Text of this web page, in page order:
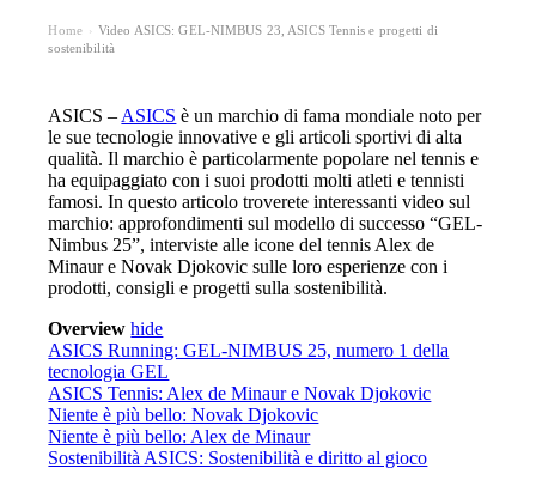
Home
Video ASICS: GEL-NIMBUS 23, ASICS Tennis e progetti di
sostenibilità
ASICS – ASICS è un marchio di fama mondiale noto per
le sue tecnologie innovative e gli articoli sportivi di alta
qualità. Il marchio è particolarmente popolare nel tennis e
ha equipaggiato con i suoi prodotti molti atleti e tennisti
famosi. In questo articolo troverete interessanti video sul
marchio: approfondimenti sul modello di successo “GEL-
Nimbus 25”, interviste alle icone del tennis Alex de
Minaur e Novak Djokovic sulle loro esperienze con i
prodotti, consigli e progetti sulla sostenibilità.
Overview hide
ASICS Running: GEL-NIMBUS 25, numero 1 della
tecnologia GEL
ASICS Tennis: Alex de Minaur e Novak Djokovic
Niente è più bello: Novak Djokovic
Niente è più bello: Alex de Minaur
Sostenibilità ASICS: Sostenibilità e diritto al gioco